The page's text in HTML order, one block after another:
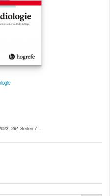
264 Seiten 7 ...